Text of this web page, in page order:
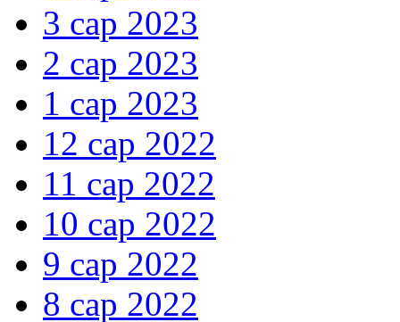
3 сар 2023
2 сар 2023
1 сар 2023
12 сар 2022
11 сар 2022
10 сар 2022
9 сар 2022
8 сар 2022